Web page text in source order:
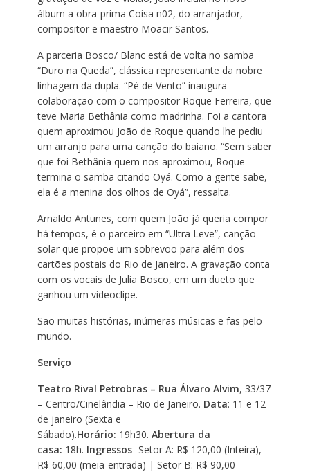
álbum a obra-prima Coisa n02, do arranjador,
compositor e maestro Moacir Santos.
A parceria Bosco/ Blanc está de volta no samba
“Duro na Queda”, clássica representante da nobre
linhagem da dupla. “Pé de Vento” inaugura
colaboração com o compositor Roque Ferreira, que
teve Maria Bethânia como madrinha. Foi a cantora
quem aproximou João de Roque quando lhe pediu
um arranjo para uma canção do baiano. “Sem saber
que foi Bethânia quem nos aproximou, Roque
termina o samba citando Oyá. Como a gente sabe,
ela é a menina dos olhos de Oyá”, ressalta.
Arnaldo Antunes, com quem João já queria compor
há tempos, é o parceiro em “Ultra Leve”, canção
solar que propõe um sobrevoo para além dos
cartões postais do Rio de Janeiro. A gravação conta
com os vocais de Julia Bosco, em um dueto que
ganhou um videoclipe.
São muitas histórias, inúmeras músicas e fãs pelo
mundo.
Serviço
Teatro Rival Petrobras – Rua Álvaro Alvim, 33/37
– Centro/Cinelândia – Rio de Janeiro. Data: 11 e 12
de janeiro (Sexta e
Sábado).Horário: 19h30. Abertura da
casa: 18h. Ingressos-Setor A: R$ 120,00 (Inteira),
R$ 60,00 (meia-entrada) | Setor B: R$ 90,00